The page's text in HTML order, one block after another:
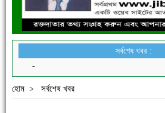
সর্বশেষ খবর :
হোম > সর্বশেষ খবর